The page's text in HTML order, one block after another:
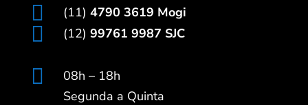
 (11) 4790 3619 Mogi
 (12) 99761 9987 SJC

08h – 18h
Segunda a Quinta